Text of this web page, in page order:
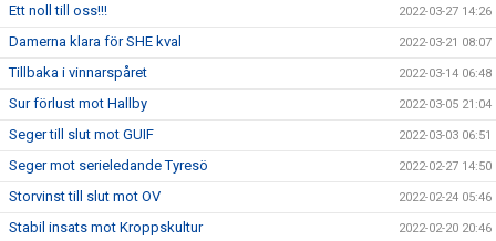
Ett noll till oss!!! 2022-03-27 14:26
Damerna klara för SHE kval 2022-03-21 08:07
Tillbaka i vinnarspåret 2022-03-14 06:48
Sur förlust mot Hallby 2022-03-05 21:04
Seger till slut mot GUIF 2022-03-03 06:51
Seger mot serieledande Tyresö 2022-02-27 14:50
Storvinst till slut mot OV 2022-02-24 05:46
Stabil insats mot Kroppskultur 2022-02-20 20:46